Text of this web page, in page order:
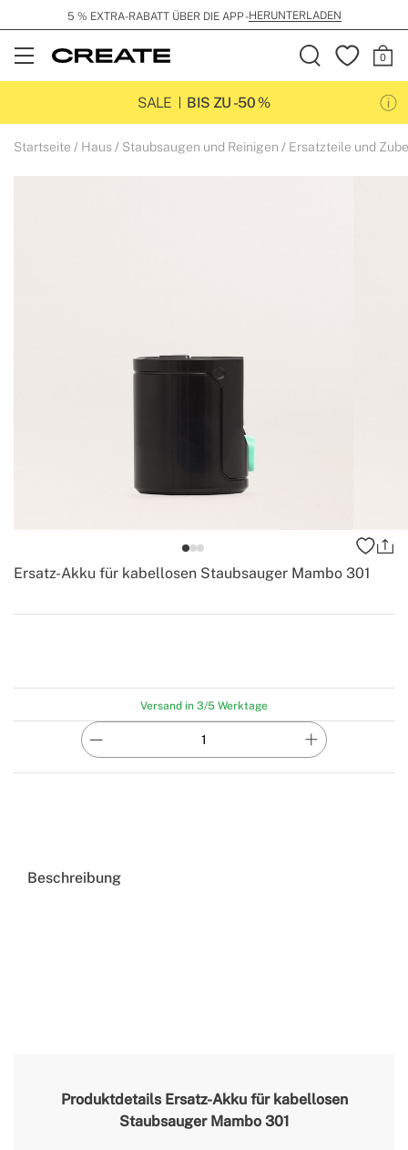
5 % EXTRA-RABATT ÜBER DIE APP -HERUNTERLADEN
Open
Menu
SALE
BIS ZU -50 %
Startseite Haus Staubsaugen und Reinigen Ersatzteile und
Ersatz-Akku für kabellosen Staubsauger Mambo 301
Create
Versand in 3/5 Werktage
Beschreibung
Produktdetails Ersatz-Akku für kabellosen
Staubsauger Mambo 301